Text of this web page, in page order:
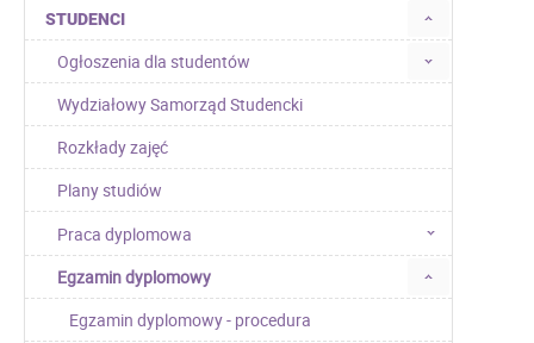
STUDENCI
Ogłoszenia dla studentów
Wydziałowy Samorząd Studencki
Rozkłady zajęć
Plany studiów
Praca dyplomowa
Egzamin dyplomowy
Egzamin dyplomowy - procedura